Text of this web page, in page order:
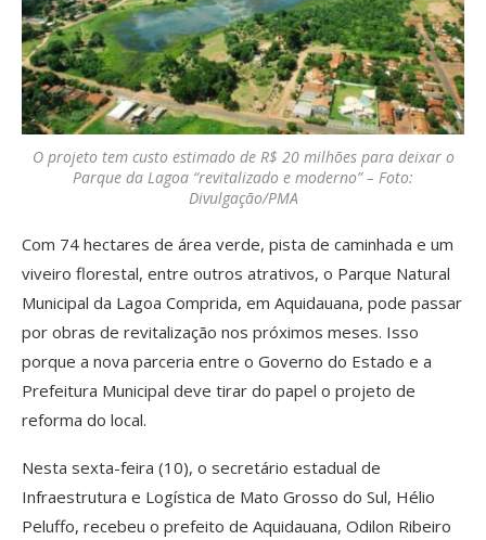
O projeto tem custo estimado de R$ 20 milhões para deixar o
Parque da Lagoa “revitalizado e moderno” – Foto:
Divulgação/PMA
Com 74 hectares de área verde, pista de caminhada e um
viveiro florestal, entre outros atrativos, o Parque Natural
Municipal da Lagoa Comprida, em Aquidauana, pode passar
por obras de revitalização nos próximos meses. Isso
porque a nova parceria entre o Governo do Estado e a
Prefeitura Municipal deve tirar do papel o projeto de
reforma do local.
Nesta sexta-feira (10), o secretário estadual de
Infraestrutura e Logística de Mato Grosso do Sul, Hélio
Peluffo, recebeu o prefeito de Aquidauana, Odilon Ribeiro